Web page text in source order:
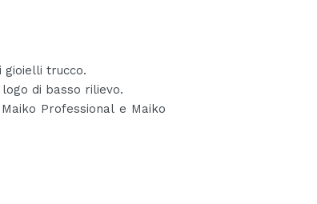
gioielli trucco.
di basso rilievo.
Professional e Maiko